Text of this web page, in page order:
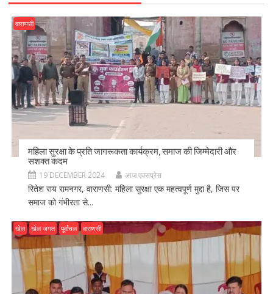
वाराणसी
महिला सुरक्षा के प्रति जागरूकता कार्यक्रम, समाज की जिम्मेदारी और
सशक्त कदम
19 DECEMBER 2024 आज एक्सप्रेस
रितेश राय रामनगर, वाराणसी: महिला सुरक्षा एक महत्वपूर्ण मुद्दा है, जिस पर
समाज को गंभीरता से...
खेल खेल जगत पूर्वांचल वाराणसी